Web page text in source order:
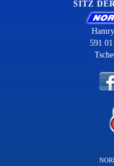
SITZ
591